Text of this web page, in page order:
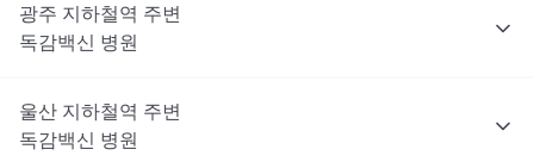
광주 지하철역 주변
독감백신
병원
울산 지하철역 주변
독감백신
병원